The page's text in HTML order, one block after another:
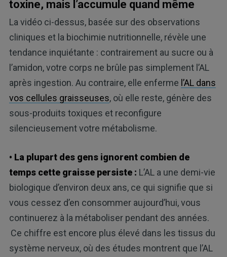
toxine, mais l’accumule quand même
La vidéo ci-dessus, basée sur des observations
cliniques et la biochimie nutritionnelle, révèle une
tendance inquiétante : contrairement au sucre ou à
l’amidon, votre corps ne brûle pas simplement l’AL
après ingestion. Au contraire, elle enferme l’AL dans
vos cellules graisseuses, où elle reste, génère des
sous-produits toxiques et reconfigure
silencieusement votre métabolisme.
• La plupart des gens ignorent combien de
temps cette graisse persiste : L’AL a une demi-vie
biologique d’environ deux ans, ce qui signifie que si
vous cessez d’en consommer aujourd’hui, vous
continuerez à la métaboliser pendant des années.
Ce chiffre est encore plus élevé dans les tissus du
système nerveux, où des études montrent que l’AL